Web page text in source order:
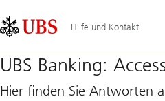
Links
Area
Hilfe und Kontakt
UBS Banking:
Hier finden Sie Antworten